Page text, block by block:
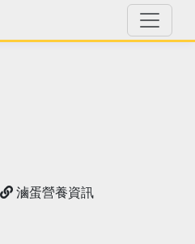
滷蛋營養資訊